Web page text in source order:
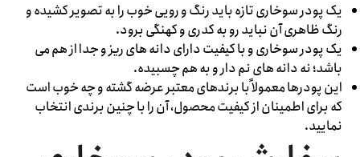
یک پودر سوخاری تازه باید رنگ و رویی خوب را به تصویر کشیده و
رنگ ظاهری آن نباید رو به کدری و کهنگی برود.
یک پودر سوخاری و با کیفیت دارای دانه های ریز و جدا از هم می
باشد؛ نه دانه های نم دار و به هم چسبیده.
این پودرها معمولاً با برندهای معتبر عرضه گشته و چه خوب است
که برای اطمینان از کیفیت محصول، آن را با چنین برندی انتخاب
نمایید.